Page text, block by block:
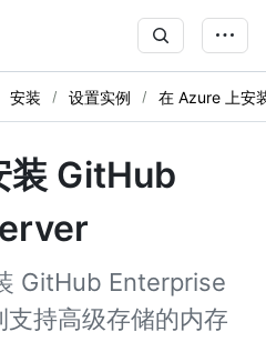
安装 设置实例 在 Azure 上安
装 GitHub
GitHub Enterprise
持高级存储的内存